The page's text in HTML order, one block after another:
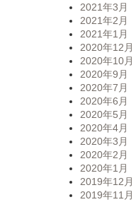
2021年3月
2021年2月
2021年1月
2020年12月
2020年10月
2020年9月
2020年7月
2020年6月
2020年5月
2020年4月
2020年3月
2020年2月
2020年1月
2019年12月
2019年11月